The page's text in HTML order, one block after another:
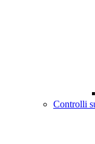
Controlli